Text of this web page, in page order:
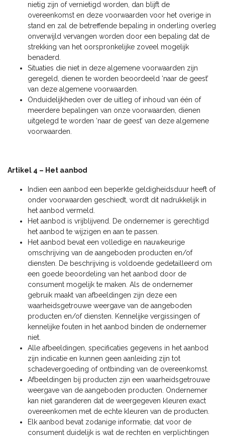
nietig zijn of vernietigd worden, dan blijft de
overeenkomst en deze voorwaarden voor het overige in
stand en zal de betreffende bepaling in onderling overleg
onverwijld vervangen worden door een bepaling dat de
strekking van het oorspronkelijke zoveel mogelijk
benaderd.
Situaties die niet in deze algemene voorwaarden zijn
geregeld, dienen te worden beoordeeld ‘naar de geest’
van deze algemene voorwaarden.
Onduidelijkheden over de uitleg of inhoud van één of
meerdere bepalingen van onze voorwaarden, dienen
uitgelegd te worden ‘naar de geest’ van deze algemene
voorwaarden.
Artikel 4 – Het aanbod
Indien een aanbod een beperkte geldigheidsduur heeft of
onder voorwaarden geschiedt, wordt dit nadrukkelijk in
het aanbod vermeld.
Het aanbod is vrijblijvend. De ondernemer is gerechtigd
het aanbod te wijzigen en aan te passen.
Het aanbod bevat een volledige en nauwkeurige
omschrijving van de aangeboden producten en/of
diensten. De beschrijving is voldoende gedetailleerd om
een goede beoordeling van het aanbod door de
consument mogelijk te maken. Als de ondernemer
gebruik maakt van afbeeldingen zijn deze een
waarheidsgetrouwe weergave van de aangeboden
producten en/of diensten. Kennelijke vergissingen of
kennelijke fouten in het aanbod binden de ondernemer
niet.
Alle afbeeldingen, specificaties gegevens in het aanbod
zijn indicatie en kunnen geen aanleiding zijn tot
schadevergoeding of ontbinding van de overeenkomst.
Afbeeldingen bij producten zijn een waarheidsgetrouwe
weergave van de aangeboden producten. Ondernemer
kan niet garanderen dat de weergegeven kleuren exact
overeenkomen met de echte kleuren van de producten.
Elk aanbod bevat zodanige informatie, dat voor de
consument duidelijk is wat de rechten en verplichtingen